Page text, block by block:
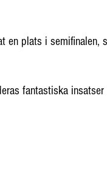
en plats i semifinalen,
fantastiska